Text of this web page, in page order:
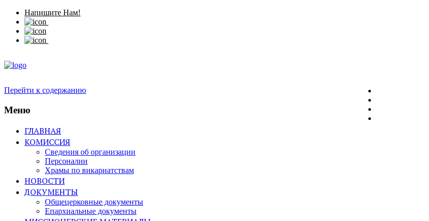
Напишите Нам!
Перейти к содержанию
Меню
ГЛАВНАЯ
КОМИССИЯ
Сведения об организации
Персоналии
Храмы по викариатствам
НОВОСТИ
ДОКУМЕНТЫ
Общецерковные документы
Епархиальные документы